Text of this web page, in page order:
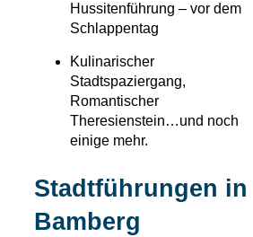
Hussitenführung – vor dem
Schlappentag
Kulinarischer
Stadtspaziergang,
Romantischer
Theresienstein…und noch
einige mehr.
Stadtführungen in
Bamberg